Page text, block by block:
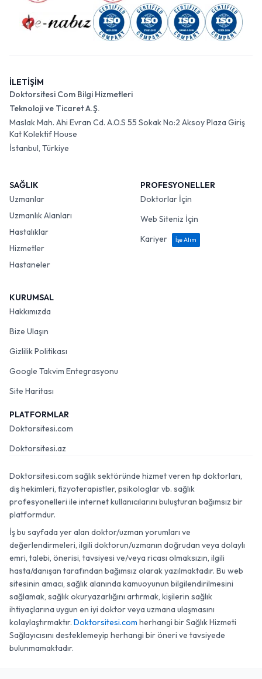
İLETİŞİM
Doktorsitesi Com Bilgi Hizmetleri
Teknoloji ve Ticaret A.Ş.
Maslak Mah. Ahi Evran Cd. A.O.S 55 Sokak No:2 Aksoy Plaza Giriş
Kat Kolektif House
İstanbul, Türkiye
SAĞLIK
Uzmanlar
Uzmanlık Alanları
Hastalıklar
Hizmetler
Hastaneler
PROFESYONELLER
Doktorlar İçin
Web Siteniz İçin
Kariyer
İşe Alım
KURUMSAL
Hakkımızda
Bize Ulaşın
Gizlilik Politikası
Google Takvim Entegrasyonu
Site Haritası
PLATFORMLAR
Doktorsitesi.com
Doktorsitesi.az
Doktorsitesi.com sağlık sektöründe hizmet veren tıp doktorları,
diş hekimleri, fizyoterapistler, psikologlar vb. sağlık
profesyonelleri ile internet kullanıcılarını buluşturan bağımsız bir
platformdur.
İş bu sayfada yer alan doktor/uzman yorumları ve
değerlendirmeleri, ilgili doktorun/uzmanın doğrudan veya dolaylı
emri, talebi, önerisi, tavsiyesi ve/veya ricası olmaksızın, ilgili
hasta/danışan tarafından bağımsız olarak yazılmaktadır. Bu web
sitesinin amacı, sağlık alanında kamuoyunun bilgilendirilmesini
sağlamak, sağlık okuryazarlığını artırmak, kişilerin sağlık
ihtiyaçlarına uygun en iyi doktor veya uzmana ulaşmasını
kolaylaştırmaktır. Doktorsitesi.com herhangi bir Sağlık Hizmeti
Sağlayıcısını desteklemeyip herhangi bir öneri ve tavsiyede
bulunmamaktadır.